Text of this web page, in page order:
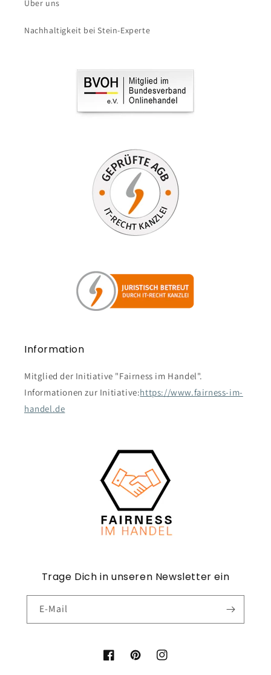
Über uns
Nachhaltigkeit bei Stein-Experte
Information
Mitglied der Initiative "Fairness im Handel".
Informationen zur Initiative:https://www.fairness-im-
handel.de
Trage Dich in unseren Newsletter ein
E-Mail
FacebookPinterestInstagram